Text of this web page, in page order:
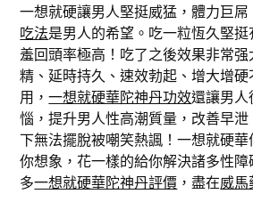
一想就硬讓男人堅挺威猛，體力巨屌
吃法是男人的希望。吃一粒恆久堅
羞回頭率極高！吃了之後效果非常
精、延時持久、速效勃起、增大增
用，一想就硬華陀神丹功效還讓男
惱，提升男人性高潮質量，改善早
下無法擺脫被嘲笑熱諷！一想就硬
你想象，花一樣的給你解決諸多性
多一想就硬華陀神丹評價 ，盡在威馬